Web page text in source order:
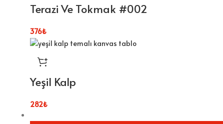
Terazi Ve Tokmak #002
376₺
Yeşil Kalp
282₺